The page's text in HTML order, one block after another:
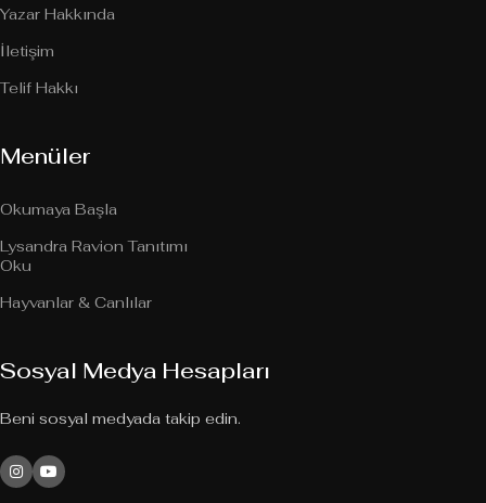
Yazar Hakkında
İletişim
Telif Hakkı
Menüler
Okumaya Başla
Lysandra Ravion Tanıtımı
Oku
Hayvanlar & Canlılar
Sosyal Medya Hesapları
Beni sosyal medyada takip edin.